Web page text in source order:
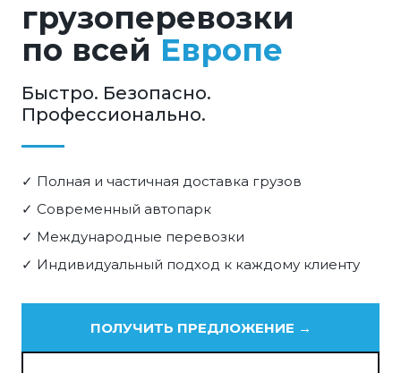
грузоперевозки
по всей Европе
Быстро. Безопасно.
Профессионально.
✓ Полная и частичная доставка грузов
✓ Современный автопарк
✓ Международные перевозки
✓ Индивидуальный подход к каждому клиенту
ПОЛУЧИТЬ ПРЕДЛОЖЕНИЕ →